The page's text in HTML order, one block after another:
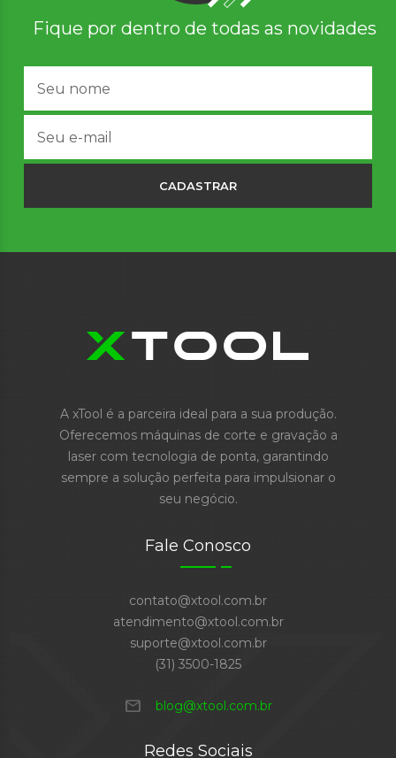
Fique por dentro de todas as novidades
CADASTRAR
A xTool é a parceira ideal para a sua produção.
Oferecemos máquinas de corte e gravação a
laser com tecnologia de ponta, garantindo
sempre a solução perfeita para impulsionar o
seu negócio.
Fale Conosco
contato@xtool.com.br
atendimento@xtool.com.br
suporte@xtool.com.br
(31) 3500-1825
mail blog@xtool.com.br
Redes Sociais